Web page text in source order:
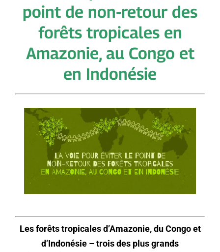
point de non-retour des
forêts tropicales en
Amazonie, au Congo et
en Indonésie
Les forêts tropicales d’Amazonie, du Congo et
d’Indonésie – trois des plus grands